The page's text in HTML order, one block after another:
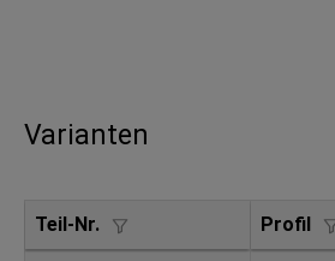
Varianten
Teil-Nr. Profil